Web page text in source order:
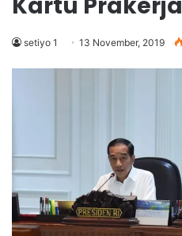
setiyo 1 13 November, 2019